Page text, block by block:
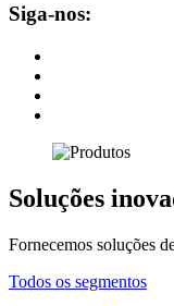
Siga-nos:
Soluções
Fornecemos soluções
Todos os segmentos